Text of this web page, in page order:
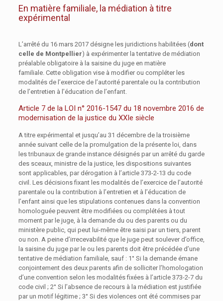
En matière familiale, la médiation à titre
expérimental
L’arrêté du 16 mars 2017 désigne les juridictions habilitées (dont
celle de Montpellier) à expérimenter la tentative de médiation
préalable obligatoire à la saisine du juge en matière
familiale. Cette obligation vise à modifier ou compléter les
modalités de l’exercice de l’autorité parentale ou la contribution
de l’entretien à l’éducation de l’enfant.
Article 7 de la LOI n° 2016-1547 du 18 novembre 2016 de
modernisation de la justice du XXIe siècle
A titre expérimental et jusqu’au 31 décembre de la troisième
année suivant celle de la promulgation de la présente loi, dans
les tribunaux de grande instance désignés par un arrêté du garde
des sceaux, ministre de la justice, les dispositions suivantes
sont applicables, par dérogation à l’article 373-2-13 du code
civil. Les décisions fixant les modalités de l’exercice de l’autorité
parentale ou la contribution à l’entretien et à l’éducation de
l’enfant ainsi que les stipulations contenues dans la convention
homologuée peuvent être modifiées ou complétées à tout
moment par le juge, à la demande du ou des parents ou du
ministère public, qui peut lui-même être saisi par un tiers, parent
ou non. A peine d’irrecevabilité que le juge peut soulever d’office,
la saisine du juge par le ou les parents doit être précédée d’une
tentative de médiation familiale, sauf : 1° Si la demande émane
conjointement des deux parents afin de solliciter l’homologation
d’une convention selon les modalités fixées à l’article 373-2-7 du
code civil ; 2° Si l’absence de recours à la médiation est justifiée
par un motif légitime ; 3° Si des violences ont été commises par